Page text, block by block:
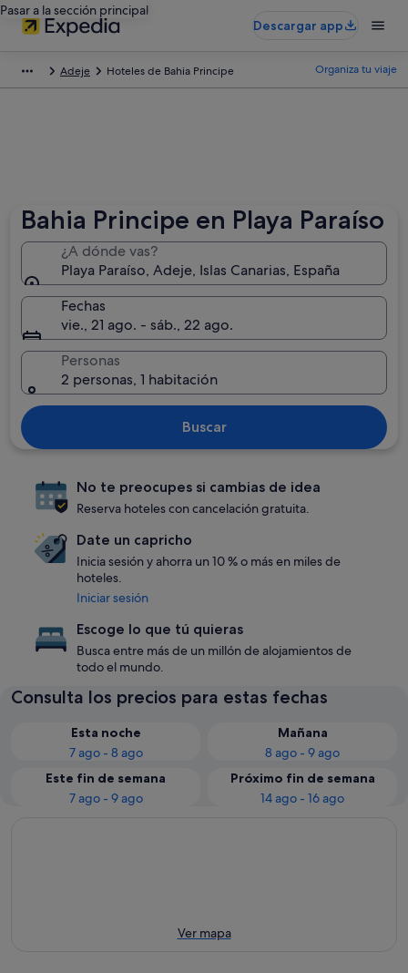
Pasar a la sección principal
Descargar app
Adeje Hoteles de Bahia Principe Organiza tu viaje
Bahia Principe en Playa Paraíso
¿A dónde vas?
Playa Paraíso, Adeje, Islas Canarias, España
Fechas
vie., 21 ago. - sáb., 22 ago.
Personas
2 personas, 1 habitación
Buscar
No te preocupes si cambias de idea
Reserva hoteles con cancelación gratuita.
Date un capricho
Inicia sesión y ahorra un 10 % o más en miles de
hoteles.
Iniciar sesión
Escoge lo que tú quieras
Busca entre más de un millón de alojamientos de
todo el mundo.
Consulta los precios para estas fechas
Esta noche
7 ago - 8 ago
Mañana
8 ago - 9 ago
Este fin de semana
7 ago - 9 ago
Próximo fin de semana
14 ago - 16 ago
Ver mapa